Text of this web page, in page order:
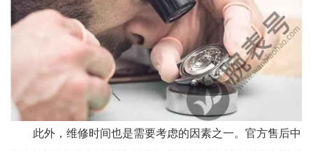
此外，维修时间也是需要考虑的因素之一。官方售后中